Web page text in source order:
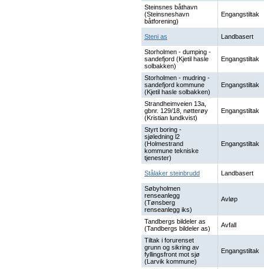
Steinsnes båthavn
(Steinsneshavn
båtforening)
Engangstiltak
Steni as Landbasert
Storholmen - dumping -
sandefjord (Kjetil hasle
solbakken)
Engangstiltak
Storholmen - mudring -
sandefjord kommune
(Kjetil hasle solbakken)
Engangstiltak
Strandheimveien 13a,
gbnr. 129/18, nøtterøy
(Kristian lundkvist)
Engangstiltak
Styrt boring -
sjøledning l2
(Holmestrand
kommune tekniske
tjenester)
Engangstiltak
Stålaker steinbrudd Landbasert
Søbyholmen
renseanlegg
(Tønsberg
renseanlegg iks)
Avløp
Tandbergs bildeler as
(Tandbergs bildeler as)
Avfall
Tiltak i forurenset
grunn og sikring av
fyllingsfront mot sjø
(Larvik kommune)
Engangstiltak